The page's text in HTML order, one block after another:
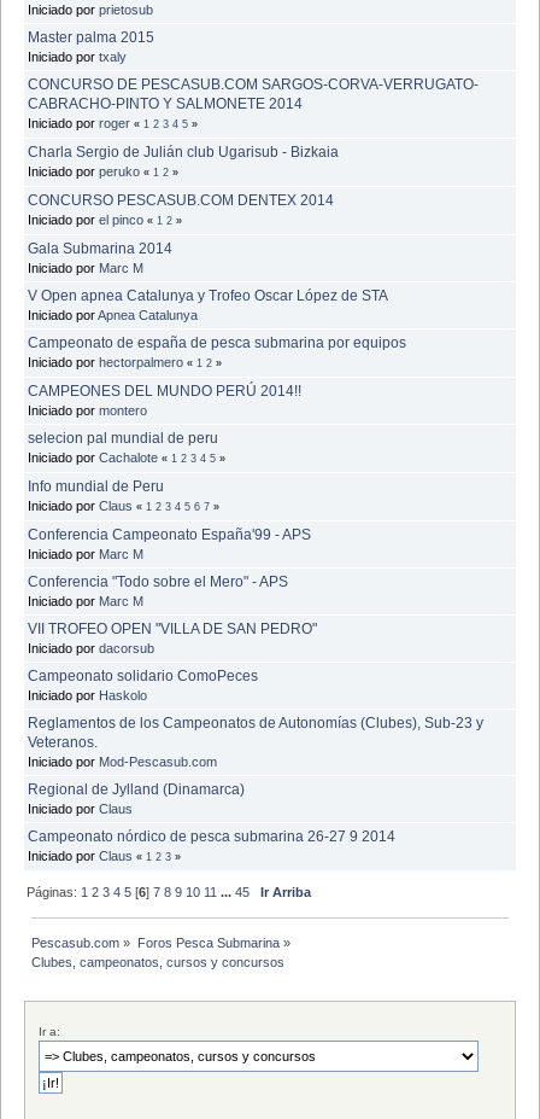
Iniciado por prietosub
Master palma 2015
Iniciado por txaly
CONCURSO DE PESCASUB.COM SARGOS-CORVA-VERRUGATO-
CABRACHO-PINTO Y SALMONETE 2014
Iniciado por roger « 1 2 3 4 5 »
Charla Sergio de Julián club Ugarisub - Bizkaia
Iniciado por peruko « 1 2 »
CONCURSO PESCASUB.COM DENTEX 2014
Iniciado por el pinco « 1 2 »
Gala Submarina 2014
Iniciado por Marc M
V Open apnea Catalunya y Trofeo Oscar López de STA
Iniciado porApnea Catalunya
Campeonato de españa de pesca submarina por equipos
Iniciado por hectorpalmero « 1 2 »
CAMPEONES DEL MUNDO PERÚ 2014!!
Iniciado por montero
selecion pal mundial de peru
Iniciado por Cachalote « 1 2 3 4 5 »
Info mundial de Peru
Iniciado por Claus « 1 2 3 4 5 6 7 »
Conferencia Campeonato España'99 - APS
Iniciado por Marc M
Conferencia "Todo sobre el Mero" - APS
Iniciado por Marc M
VII TROFEO OPEN "VILLA DE SAN PEDRO"
Iniciado por dacorsub
Campeonato solidario ComoPeces
Iniciado por Haskolo
Reglamentos de los Campeonatos de Autonomías (Clubes), Sub-23 y
Veteranos.
Iniciado por Mod-Pescasub.com
Regional de Jylland (Dinamarca)
Iniciado por Claus
Campeonato nórdico de pesca submarina 26-27 9 2014
Iniciado por Claus « 1 2 3 »
Páginas: 1 2 3 4 5 [6]7 8 9 10 11 ...45 Ir Arriba
Pescasub.com » Foros Pesca Submarina»
Clubes, campeonatos, cursos y concursos
Ir a: